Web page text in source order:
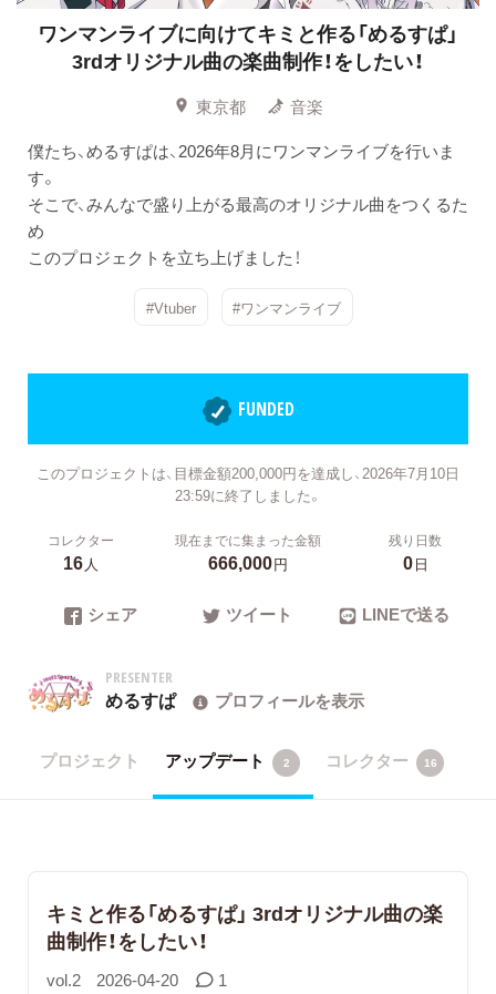
ワンマンライブに向けてキミと作る「めるすぱ」
3rdオリジナル曲の楽曲制作！をしたい！
東京都
音楽
僕たち、めるすぱは、2026年8月にワンマンライブを行いま
す。
そこで、みんなで盛り上がる最高のオリジナル曲をつくるた
め
このプロジェクトを立ち上げました！
#Vtuber #ワンマンライブ
FUNDED
このプロジェクトは、目標金額200,000円を達成し、2026年7月10日
23:59に終了しました。
コレクター
16人
現在までに集まった金額
666,000円
残り日数
0日
シェア ツイート LINEで送る
PRESENTER
めるすぱ プロフィールを表示
プロジェクト アップデート 2 コレクター 16
キミと作る「めるすぱ」 3rdオリジナル曲の楽
曲制作！をしたい！
vol.2 2026-04-20 1